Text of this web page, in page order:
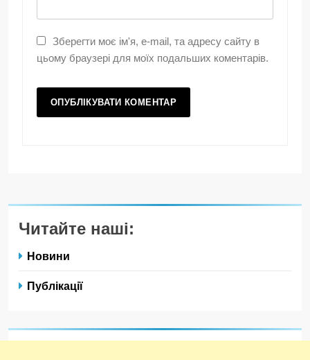
Зберегти моє ім'я, e-mail, та адресу сайту в
цьому браузері для моїх подальших коментарів.
Читайте наші:
Новини
Публікації